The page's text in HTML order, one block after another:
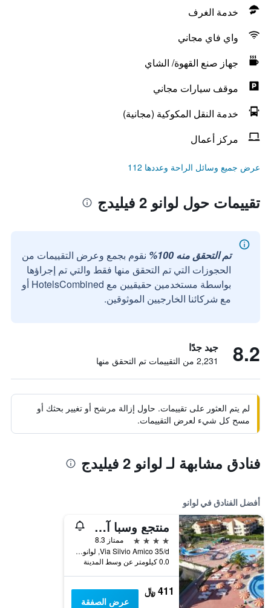
خدمة الغرف
واي فاي مجاني
جهاز صنع القهوة/ الشاي
موقف سيارات مجاني
خدمة النقل المكوكية (مجانية)
مركز أعمال
عرض جميع وسائل الراحة وعددها 112
تقييمات حول لوانو 2 فيليدج
تم التحقق منه 100%
نقوم بجمع وعرض التقييمات من
الحجوزات التي تم التحقق منها فقط والتي تم إجراؤها
بواسطة مستخدمين حقيقيين مع HotelsCombined أو
مع شركائنا الخارجيين الموثوقين.
8.2 جيد جدًا
2,231 من التقييمات تم التحقق منها
لم يتم العثور على تقييمات. حاول إزالة مرشح أو تغيير بحثك أو
مسح كل شيء لعرض التقييمات.
فنادق مشابهة لـ لوانو 2 فيليدج
أفضل الفنادق في لوانو
منتجع وسبا آي بوتزي فيليدج
4 نجوم
ممتاز 8.3
Via Silvio Amico 35/d, لوانو, مقاطعة سافونا, إيطاليا
0.0 كيلومتر عن وسط المدينة
411 ﷼
عرض الصفقة